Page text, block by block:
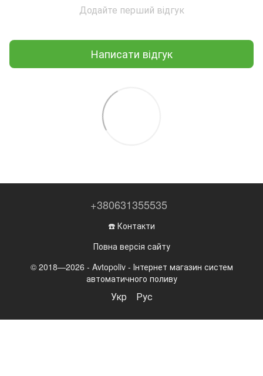
Додайте перший відгук
Написати відгук
+380631355535
☎️ Контакти
Повна версія сайту
© 2018—2026 - Avtopoliv - Інтернет магазин систем
автоматичного поливу
Укр Рус